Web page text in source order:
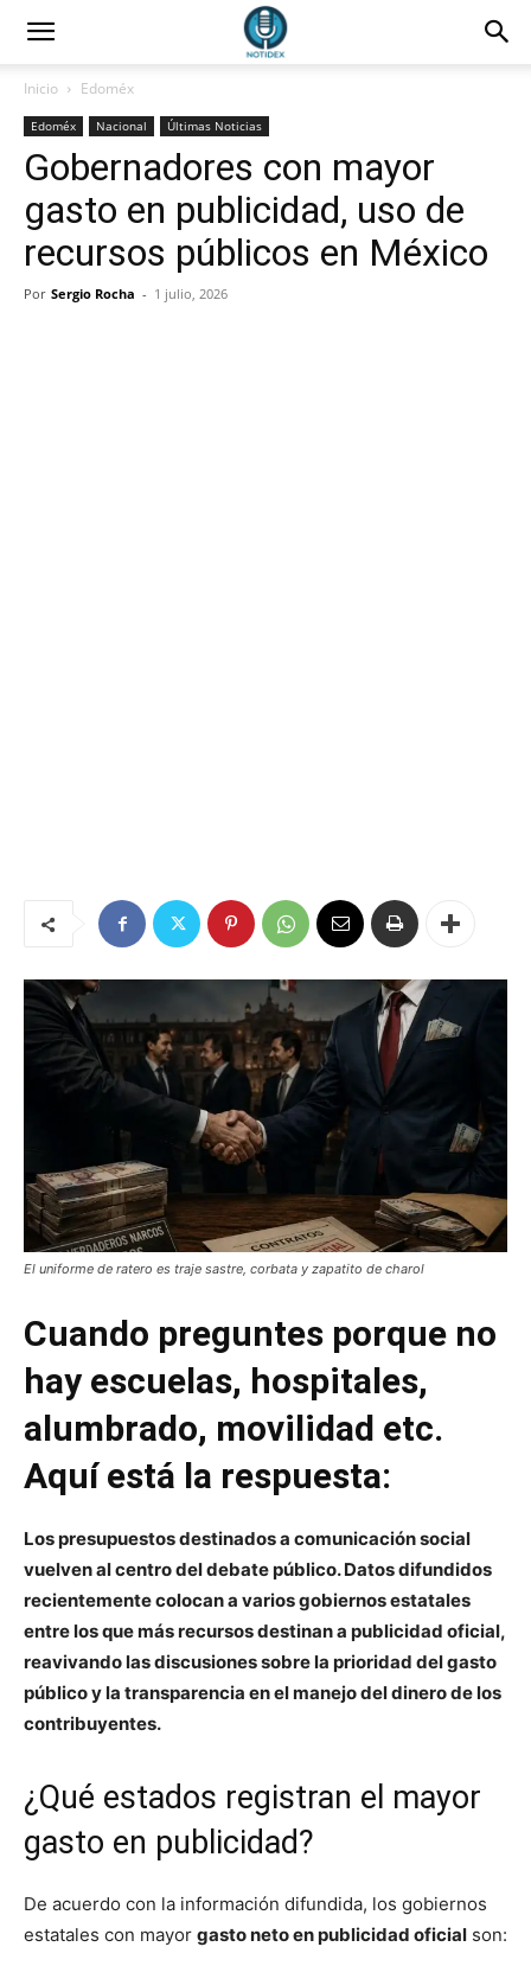
Inicio Edoméx
Edoméx Nacional Últimas Noticias
Gobernadores con mayor
gasto en publicidad, uso de
recursos públicos en México
Por Sergio Rocha - 1 julio, 2026
El uniforme de ratero es traje sastre, corbata y zapatito de charol
Cuando preguntes porque no
hay escuelas, hospitales,
alumbrado, movilidad etc.
Aquí está la respuesta:
Los presupuestos destinados a comunicación social
vuelven al centro del debate público. Datos difundidos
recientemente colocan a varios gobiernos estatales
entre los que más recursos destinan a publicidad oficial,
reavivando las discusiones sobre la prioridad del gasto
público y la transparencia en el manejo del dinero de los
contribuyentes.
¿Qué estados registran el mayor
gasto en publicidad?
De acuerdo con la información difundida, los gobiernos
estatales con mayor gasto neto en publicidad oficial son: